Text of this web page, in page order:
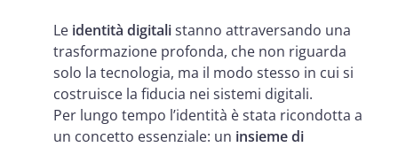
NAMIRIAL
Le identità digitalistanno attraversando una
trasformazione profonda, che non riguarda
solo la tecnologia, ma il modo stesso in cui si
costruisce la fiducia nei sistemi digitali.
Per lungo tempo l’identità è stata ricondotta a
un concetto essenziale: un insieme di